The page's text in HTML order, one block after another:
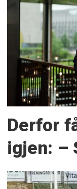
Derfor
igjen: –